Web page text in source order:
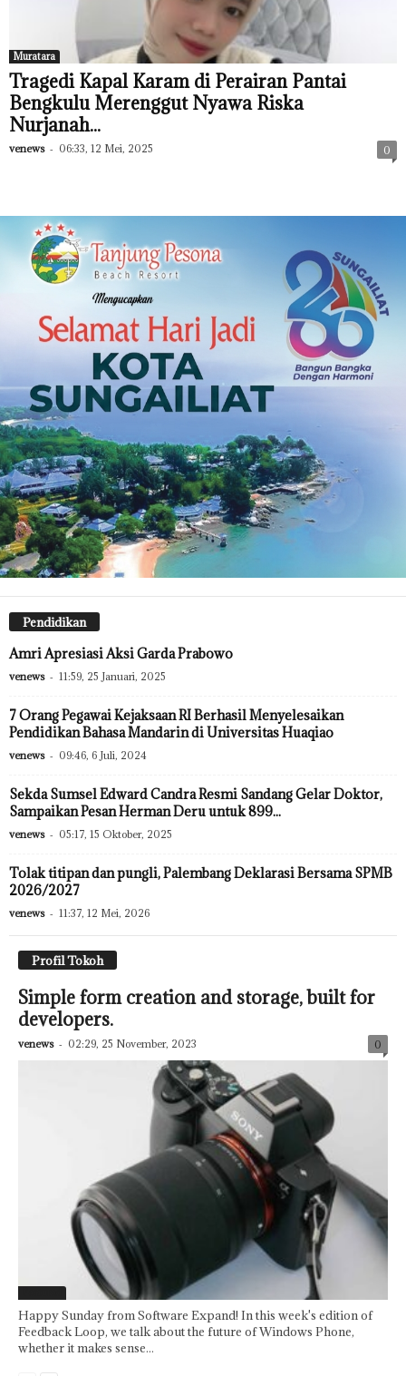
Muratara
Tragedi Kapal Karam di Perairan Pantai
Bengkulu Merenggut Nyawa Riska
Nurjanah...
venews - 06:33, 12 Mei, 2025 0
Pendidikan
Amri Apresiasi Aksi Garda Prabowo
venews - 11:59, 25 Januari, 2025
7 Orang Pegawai Kejaksaan RI Berhasil Menyelesaikan
Pendidikan Bahasa Mandarin di Universitas Huaqiao
venews - 09:46, 6 Juli, 2024
Sekda Sumsel Edward Candra Resmi Sandang Gelar Doktor,
Sampaikan Pesan Herman Deru untuk 899...
venews - 05:17, 15 Oktober, 2025
Tolak titipan dan pungli, Palembang Deklarasi Bersama SPMB
2026/2027
venews - 11:37, 12 Mei, 2026
Profil Tokoh
Simple form creation and storage, built for
developers.
venews - 02:29, 25 November, 2023 0
Happy Sunday from Software Expand! In this week's edition of
Feedback Loop, we talk about the future of Windows Phone,
whether it makes sense...